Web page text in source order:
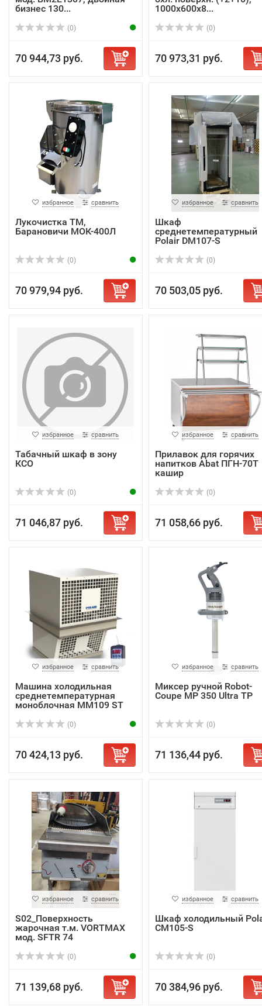
бизнес 130...
(0)
70 944,73 руб.
1000х600х8...
(0)
70 973,31 руб.
избранное сравнить
Лукочистка ТМ,
Барановичи МОК-400Л
(0)
70 979,94 руб.
избранное сравнить
Шкаф
среднетемпературный
Polair DM107-S
(0)
70 503,05 руб.
избранное сравнить
Табачный шкаф в зону
КСО
(0)
71 046,87 руб.
избранное сравнить
Прилавок для горячих
напитков Abat ПГН-70Т
кашир
(0)
71 058,66 руб.
избранное сравнить
Машина холодильная
среднетемпературная
моноблочная MM109 ST
(0)
70 424,13 руб.
избранное сравнить
Миксер ручной Robot-
Coupe MP 350 Ultra TP
(0)
71 136,44 руб.
избранное сравнить
S02_Поверхность
жарочная т.м. VORTMAX
мод. SFTR 74
(0)
71 139,68 руб.
избранное сравнить
Шкаф холодильный
CM105-S
(0)
70 384,96 руб.